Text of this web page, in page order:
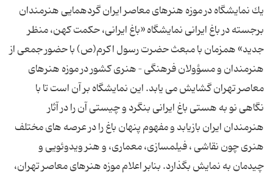
یك نمایشگاه در موزه هنرهای معاصر ایران گردهمایی هنرمندان
برجسته در باغ ایرانی نمایشگاه «باغ ایرانی، حكمت كهن، منظر
جدید» همزمان با مبعث حضرت رسول اكرم(ص) با حضور جمعی از
هنرمندان و مسؤولان فرهنگی – هنری كشور در موزه هنرهای
معاصر تهران گشایش می یابد. این نمایشگاه بر آن است تا با
نگاهی نو به هستی باغ ایرانی بنگرد و چیستی آن را در آثار
هنرمندان ایران بازیابد و مفهوم پنهان باغ را در عرصه های مختلف
هنری چون نقاشی ، فیلمسازی، معماری، و هنر ویدوئویی و
چیدمان به نمایش بگذارد. بنابر اعلام موزه هنرهای معاصر تهران،